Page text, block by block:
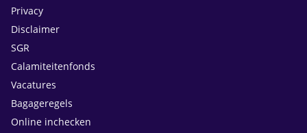
Privacy
Disclaimer
SGR
Calamiteitenfonds
Vacatures
Bagageregels
Online inchecken